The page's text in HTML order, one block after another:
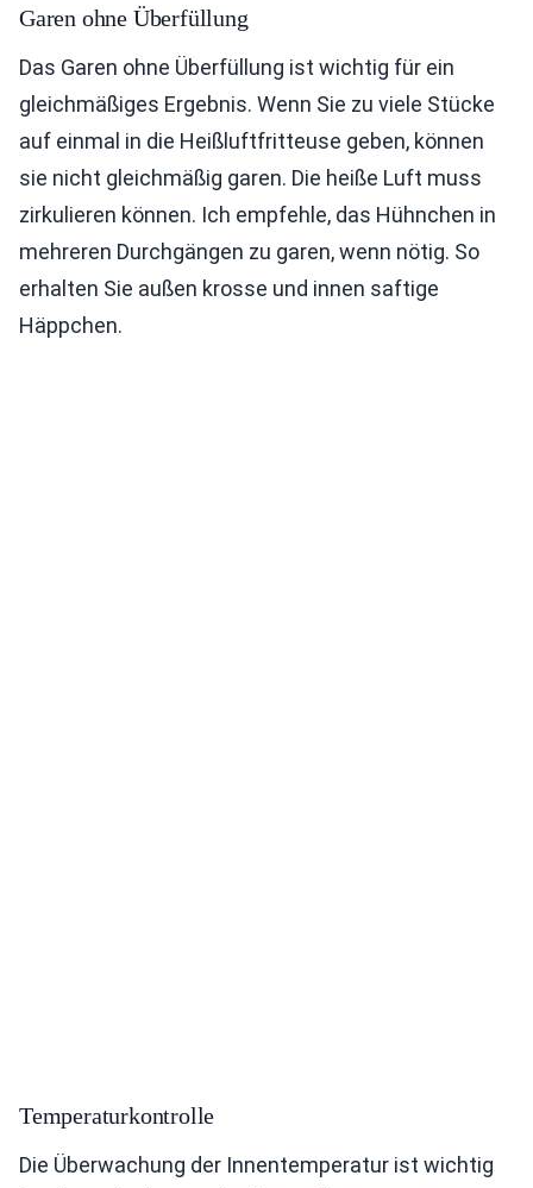
Garen ohne Überfüllung
Das Garen ohne Überfüllung ist wichtig für ein
gleichmäßiges Ergebnis. Wenn Sie zu viele Stücke
auf einmal in die Heißluftfritteuse geben, können
sie nicht gleichmäßig garen. Die heiße Luft muss
zirkulieren können. Ich empfehle, das Hühnchen in
mehreren Durchgängen zu garen, wenn nötig. So
erhalten Sie außen krosse und innen saftige
Häppchen.
Temperaturkontrolle
Die Überwachung der Innentemperatur ist wichtig